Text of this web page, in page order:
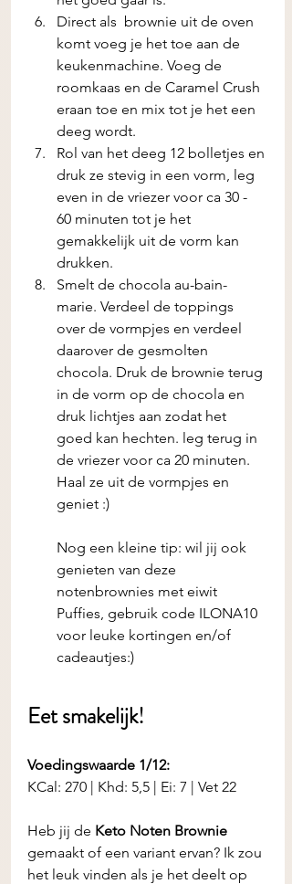
Direct als  brownie uit de oven
komt voeg je het toe aan de
keukenmachine. Voeg de
roomkaas en de Caramel Crush
eraan toe en mix tot je het een
deeg wordt.
Rol van het deeg 12 bolletjes en
druk ze stevig in een vorm, leg
even in de vriezer voor ca 30 -
60 minuten tot je het
gemakkelijk uit de vorm kan
drukken.
Smelt de chocola au-bain-
marie. Verdeel de toppings
over de vormpjes en verdeel
daarover de gesmolten
chocola. Druk de brownie terug
in de vorm op de chocola en
druk lichtjes aan zodat het
goed kan hechten. leg terug in
de vriezer voor ca 20 minuten.
Haal ze uit de vormpjes en
geniet :)
Nog een kleine tip: wil jij ook
genieten van deze
notenbrownies met eiwit
Puffies, gebruik code ILONA10
voor leuke kortingen en/of
cadeautjes:)
Eet smakelijk!
Voedingswaarde 1/12:
KCal: 270 | Khd: 5,5 | Ei: 7 | Vet 22
Heb jij de Keto Noten Brownie
gemaakt of een variant ervan? Ik zou
het leuk vinden als je het deelt op